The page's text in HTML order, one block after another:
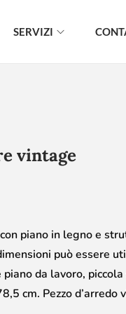
SERVIZI
vintage
piano in legno e
può essere
da lavoro,
cm. Pezzo